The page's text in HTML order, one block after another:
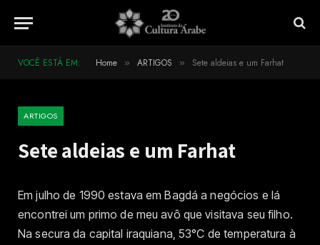
VOCÊ ESTÁ EM: Home » ARTIGOS » Sete aldeias e um Farhat
ARTIGOS
Sete aldeias e um Farhat
Em julho de 1990 estava em Bagdá a negócios e lá
encontrei um primo de meu avô que visitava seu filho.
Na secura da capital iraquiana, 53°C de temperatura à